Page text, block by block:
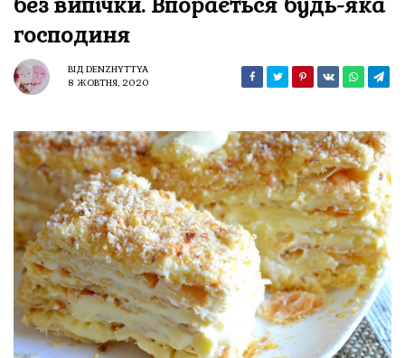
господиня
ВІД DENZHYTTYA
8 ЖОВТНЯ, 2020